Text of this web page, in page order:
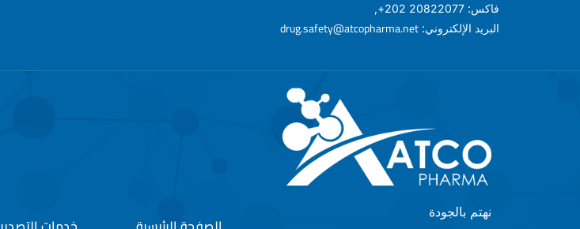
فاكس: 20822077 202+,
البريد الإلكتروني: drug.safety@atcopharma.net
نهتم بالجودة